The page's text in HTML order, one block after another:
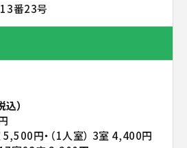
番23号
）
5,500円・（1人室） 3室 4,400円